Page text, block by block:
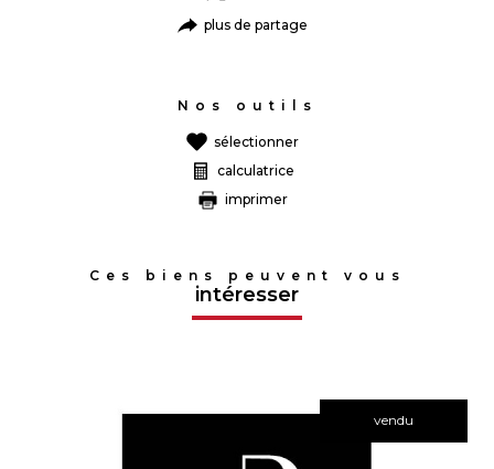
plus de partage
Nos outils
sélectionner
calculatrice
imprimer
Ces biens peuvent vous
intéresser
vendu